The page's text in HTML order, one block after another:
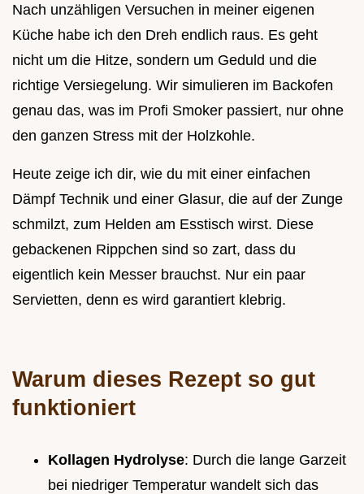
Nach unzähligen Versuchen in meiner eigenen
Küche habe ich den Dreh endlich raus. Es geht
nicht um die Hitze, sondern um Geduld und die
richtige Versiegelung. Wir simulieren im Backofen
genau das, was im Profi Smoker passiert, nur ohne
den ganzen Stress mit der Holzkohle.
Heute zeige ich dir, wie du mit einer einfachen
Dämpf Technik und einer Glasur, die auf der Zunge
schmilzt, zum Helden am Esstisch wirst. Diese
gebackenen Rippchen sind so zart, dass du
eigentlich kein Messer brauchst. Nur ein paar
Servietten, denn es wird garantiert klebrig.
Warum dieses Rezept so gut
funktioniert
Kollagen Hydrolyse: Durch die lange Garzeit
bei niedriger Temperatur wandelt sich das